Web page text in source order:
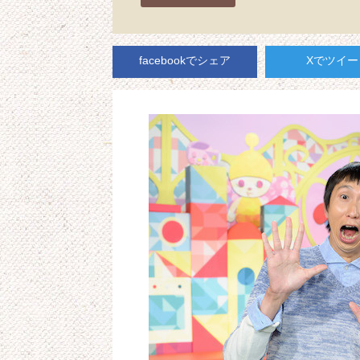
facebookでシェア Xでツイ